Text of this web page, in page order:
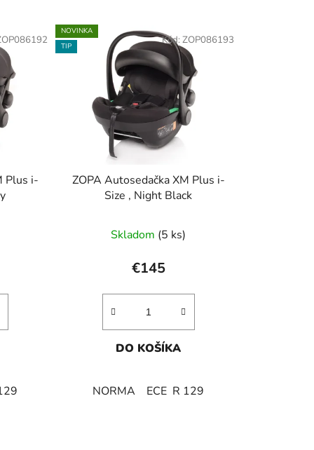
Plus i-
NOVINKA
TIP
ZOPA Autosedačka XM Plus i-
Size , Night Black
Skladom (5 ks)
€145
DO KOŠÍKA
NORMA ECE R 129
Kód: ZOP086193